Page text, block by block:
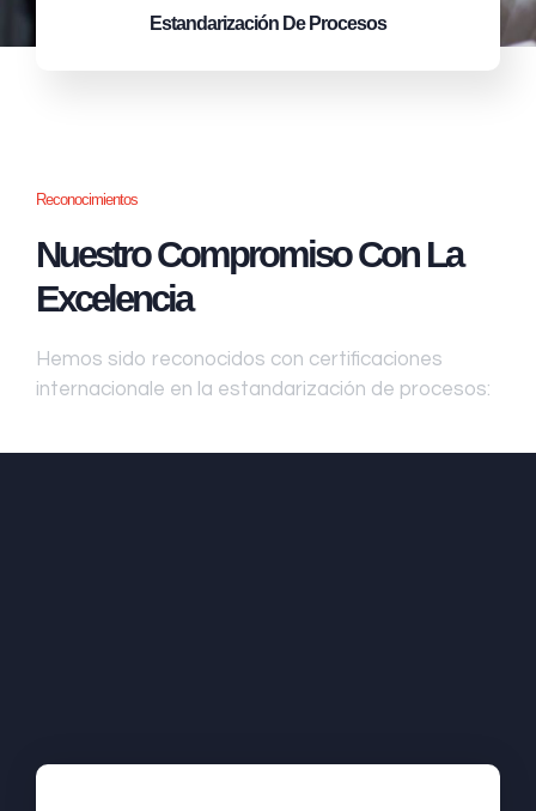
Estandarización De Procesos
Reconocimientos
Nuestro Compromiso Con La
Excelencia
Hemos sido reconocidos con certificaciones
internacionale en la estandarización de procesos: